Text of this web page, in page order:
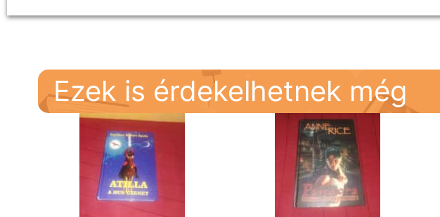
Ezek is érdekelhetnek még